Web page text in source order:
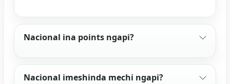
Nacional ina points ngapi?
Nacional imeshinda mechi ngapi?